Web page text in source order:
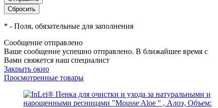
* - Поля, обязательные для заполнения
Сообщение отправлено
Ваше сообщение успешно отправлено. В ближайшее время с
Вами свяжется наш специалист
Закрыть окно
Просмотренные товары